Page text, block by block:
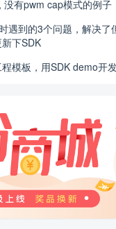
没有pwm cap模式的例子
遇到的3个问题，解决了
下SDK
模板，用SDK demo开